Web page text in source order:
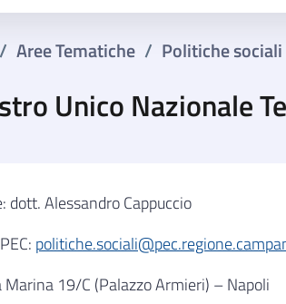
/ Aree Tematiche / Politiche sociali
Unico Nazionale
dott. Alessandro Cappuccio
Marina 19/C (Palazzo Armieri) – Napoli